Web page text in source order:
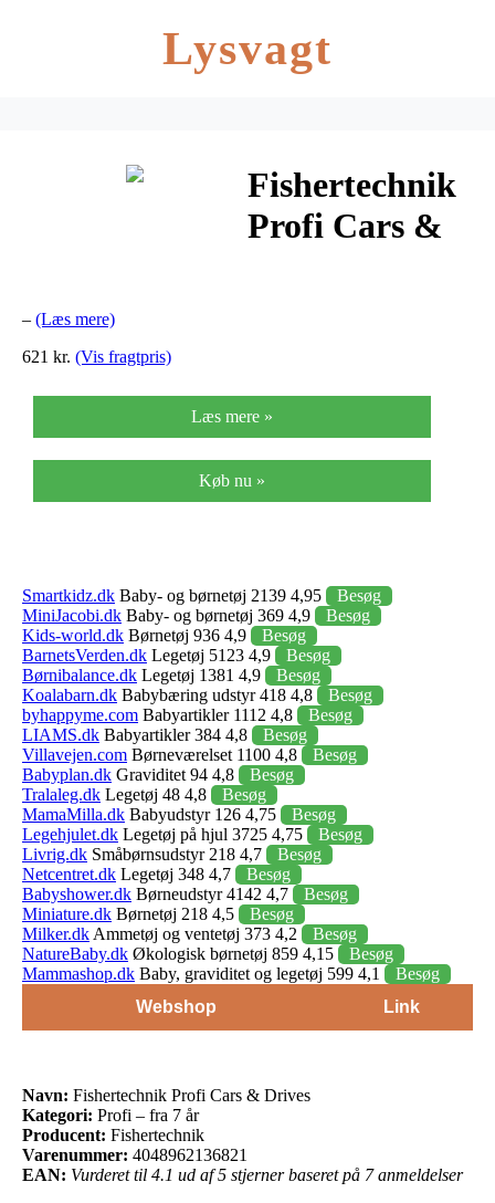
Lysvagt
Fishertechnik
Profi Cars &
– (Læs mere)
621 kr. (Vis fragtpris)
Læs mere »
Køb nu »
Smartkidz.dk Baby- og børnetøj 2139 4,95
Besøg
MiniJacobi.dk Baby- og børnetøj 369 4,9
Besøg
Kids-world.dk Børnetøj 936 4,9
Besøg
BarnetsVerden.dk Legetøj 5123 4,9
Besøg
Børnibalance.dk Legetøj 1381 4,9
Besøg
Koalabarn.dk Babybæring udstyr 418 4,8
Besøg
byhappyme.com Babyartikler 1112 4,8
Besøg
LIAMS.dk Babyartikler 384 4,8
Besøg
Villavejen.com Børneværelset 1100 4,8
Besøg
Babyplan.dk Graviditet 94 4,8
Besøg
Tralaleg.dk Legetøj 48 4,8
Besøg
MamaMilla.dk Babyudstyr 126 4,75
Besøg
Legehjulet.dk Legetøj på hjul 3725 4,75
Besøg
Livrig.dk Småbørnsudstyr 218 4,7
Besøg
Netcentret.dk Legetøj 348 4,7
Besøg
Babyshower.dk Børneudstyr 4142 4,7
Besøg
Miniature.dk Børnetøj 218 4,5
Besøg
Milker.dk Ammetøj og ventetøj 373 4,2
Besøg
NatureBaby.dk Økologisk børnetøj 859 4,15
Besøg
Mammashop.dk Baby, graviditet og legetøj 599 4,1
Besøg
Webshop
Link
Navn: Fishertechnik Profi Cars & Drives
Kategori: Profi – fra 7 år
Producent: Fishertechnik
Varenummer: 4048962136821
EAN: Vurderet til 4.1 ud af 5 stjerner baseret på 7 anmeldelser